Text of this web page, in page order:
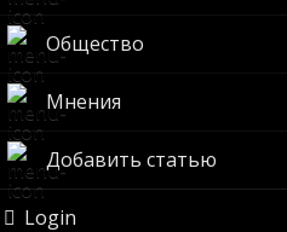
Общество
Мнения
Добавить статью
Login